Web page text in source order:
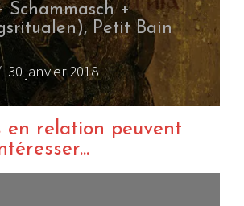
Schammasch +
Petit Bain
janvier 2018
en relation peuvent